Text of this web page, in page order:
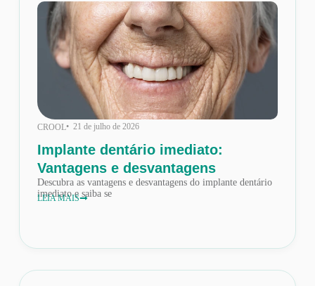
CROOL• 21 de julho de 2026
Implante dentário imediato:
Vantagens e desvantagens
Descubra as vantagens e desvantagens do implante dentário
imediato e saiba se
LEIA MAIS